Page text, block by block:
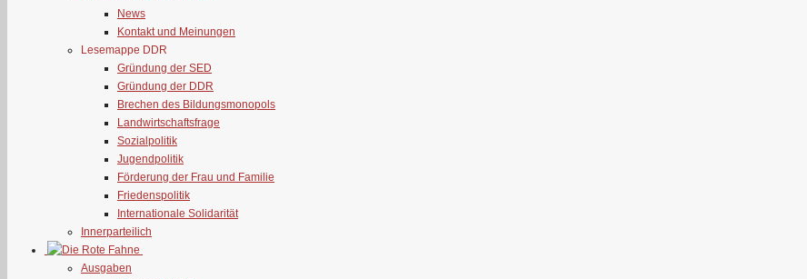
News
Kontakt und Meinungen
Lesemappe DDR
Gründung der SED
Gründung der DDR
Brechen des Bildungsmonopols
Landwirtschaftsfrage
Sozialpolitik
Jugendpolitik
Förderung der Frau und Familie
Friedenspolitik
Internationale Solidarität
Innerparteilich
Ausgaben